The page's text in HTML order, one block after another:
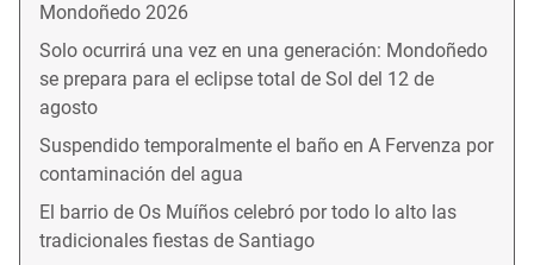
Mondoñedo 2026
Solo ocurrirá una vez en una generación: Mondoñedo
se prepara para el eclipse total de Sol del 12 de
agosto
Suspendido temporalmente el baño en A Fervenza por
contaminación del agua
El barrio de Os Muíños celebró por todo lo alto las
tradicionales fiestas de Santiago